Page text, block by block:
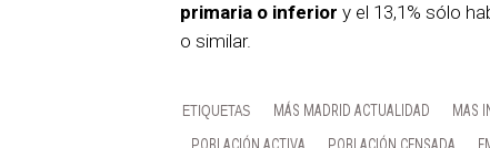
primaria o inferior y el 13,1% sólo
o similar.
MÁS MADRID ACTUALIDAD MAS